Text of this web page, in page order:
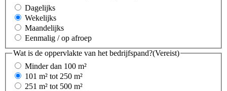
Dagelijks
Wekelijks
Maandelijks
Eenmalig / op afroep
Wat is de oppervlakte van het bedrijfspand?(Vereist)
Minder dan 100 m²
101 m² tot 250 m²
251 m² tot 500 m²